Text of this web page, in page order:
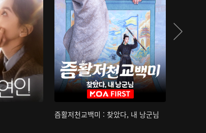
즘활저천교백미 : 찾았다, 내 낭군님